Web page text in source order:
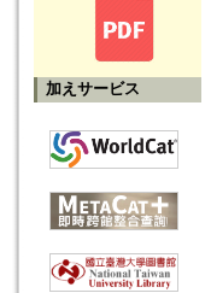
加えサービス